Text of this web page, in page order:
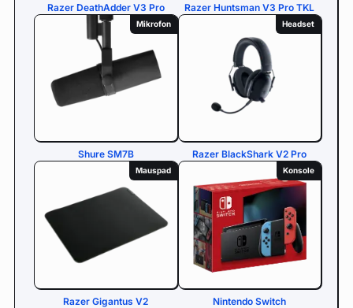
Razer DeathAdder V3 Pro Razer Huntsman V3 Pro TKL
Mikrofon
Shure SM7B
Headset
Razer BlackShark V2 Pro
Mauspad
Razer Gigantus V2
Konsole
Nintendo Switch